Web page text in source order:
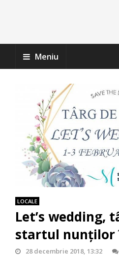
Meniu
LOCALE
Let’s wedding,
startul nunților
28 decembrie 2018, 13:32